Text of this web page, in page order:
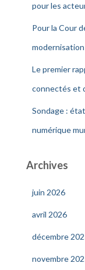
pour les
Pour la Cour
modernisation
Le premier
connectés et
Sondage :
numérique
Archives
juin 2026
avril 2026
décembre
novembre